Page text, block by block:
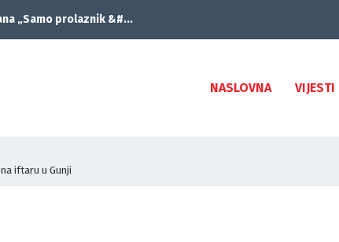
„Samo prolaznik &#...
NASLOVNA VIJESTI
na iftaru u Gunji